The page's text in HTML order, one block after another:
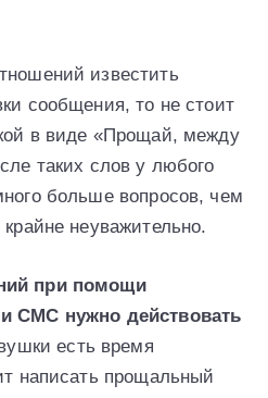
известить
сообщения, то не стоит
в виде «Прощай, между
таких слов у любого
больше вопросов, чем
неуважительно.
при помощи
СМС нужно действовать
есть время
написать прощальный